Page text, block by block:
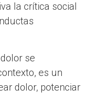
la crítica social
se
es un
dolor, potenciar